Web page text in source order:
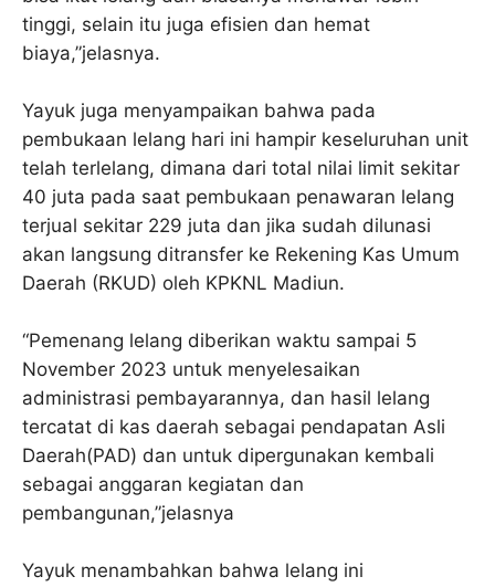
tinggi, selain itu juga efisien dan hemat
biaya,”jelasnya.
Yayuk juga menyampaikan bahwa pada
pembukaan lelang hari ini hampir keseluruhan unit
telah terlelang, dimana dari total nilai limit sekitar
40 juta pada saat pembukaan penawaran lelang
terjual sekitar 229 juta dan jika sudah dilunasi
akan langsung ditransfer ke Rekening Kas Umum
Daerah (RKUD) oleh KPKNL Madiun.
“Pemenang lelang diberikan waktu sampai 5
November 2023 untuk menyelesaikan
administrasi pembayarannya, dan hasil lelang
tercatat di kas daerah sebagai pendapatan Asli
Daerah(PAD) dan untuk dipergunakan kembali
sebagai anggaran kegiatan dan
pembangunan,”jelasnya
Yayuk menambahkan bahwa lelang ini